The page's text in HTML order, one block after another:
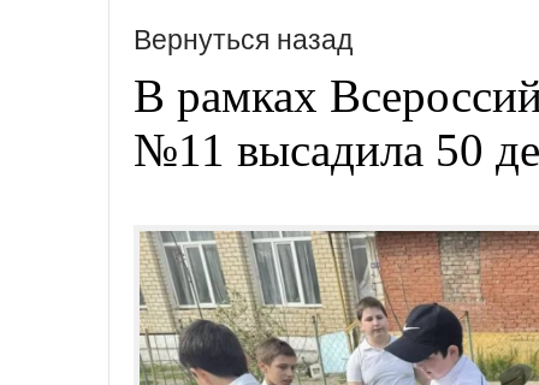
Вернуться назад
В рамках
№11 высадила 50